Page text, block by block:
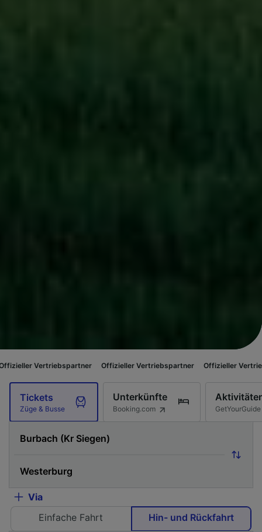
Offizieller Vertriebspartner Offizieller Vertriebspartner
Tickets
Züge & Busse
Unterkünfte
Booking.com GetYourGuide
Via
Einfache Fahrt
Hin- und Rückfahrt